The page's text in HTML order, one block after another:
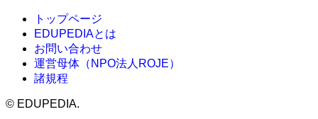
トップページ
EDUPEDIAとは
お問い合わせ
運営母体（NPO法人ROJE）
諸規程
© EDUPEDIA.